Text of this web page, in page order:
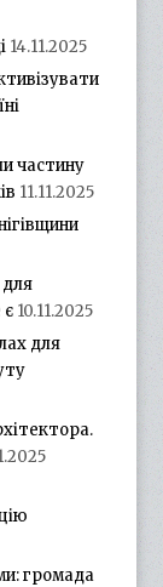
14.11.2025
частину
11.11.2025
для
є 10.11.2025
для
громада